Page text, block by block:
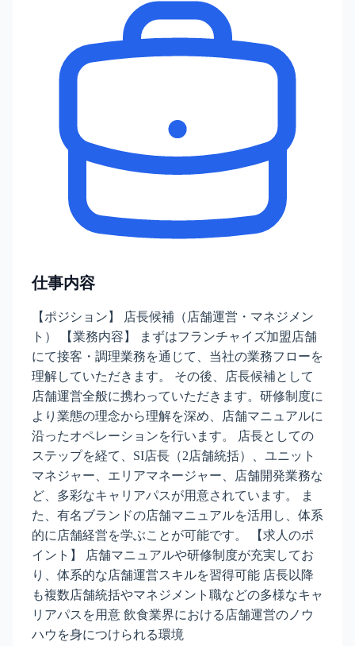
仕事内容
【ポジション】 店長候補（店舗運営・マネジメン
ト） 【業務内容】 まずはフランチャイズ加盟店舗
にて接客・調理業務を通じて、当社の業務フローを
理解していただきます。 その後、店長候補として
店舗運営全般に携わっていただきます。研修制度に
より業態の理念から理解を深め、店舗マニュアルに
沿ったオペレーションを行います。 店長としての
ステップを経て、SI店長（2店舗統括）、ユニット
マネジャー、エリアマネージャー、店舗開発業務な
ど、多彩なキャリアパスが用意されています。 ま
た、有名ブランドの店舗マニュアルを活用し、体系
的に店舗経営を学ぶことが可能です。 【求人のポ
イント】 店舗マニュアルや研修制度が充実してお
り、体系的な店舗運営スキルを習得可能 店長以降
も複数店舗統括やマネジメント職などの多様なキャ
リアパスを用意 飲食業界における店舗運営のノウ
ハウを身につけられる環境